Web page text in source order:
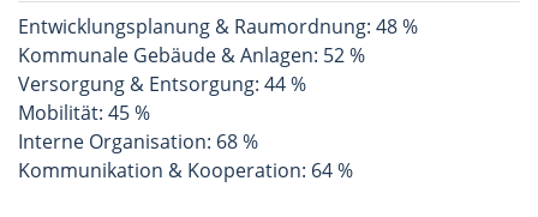
Entwicklungsplanung & Raumordnung: 48 %
Kommunale Gebäude & Anlagen: 52 %
Versorgung & Entsorgung: 44 %
Mobilität: 45 %
Interne Organisation: 68 %
Kommunikation & Kooperation: 64 %